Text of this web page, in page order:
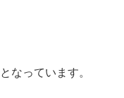
なっています。